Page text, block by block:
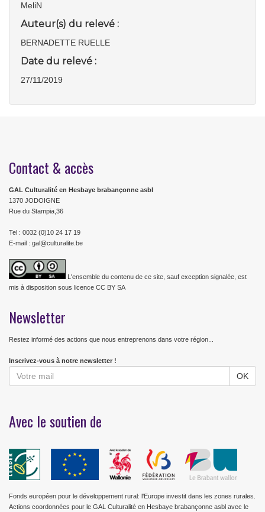
MeliN
Auteur(s) du relevé :
BERNADETTE RUELLE
Date du relevé :
27/11/2019
Contact & accès
GAL Culturalité en Hesbaye brabançonne asbl
1370 JODOIGNE
Rue du Stampia,36
Tel : 0032 (0)10 24 17 19
E-mail : gal@culturalite.be
L'ensemble du contenu de ce site, sauf exception signalée, est
mis à disposition sous licence CC BY SA
Newsletter
Restez informé des actions que nous entreprenons dans votre région...
Inscrivez-vous à notre newsletter !
Avec le soutien de
Fonds européen pour le développement rural: l'Europe investit dans les zones rurales.
Actions coordonnées pour le GAL Culturalité en Hesbaye brabançonne asbl avec le